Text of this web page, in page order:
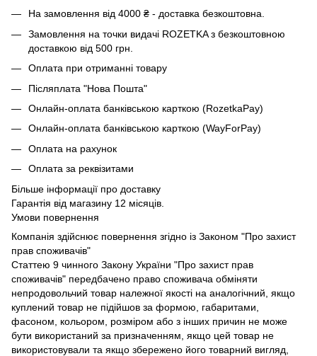
На замовлення від 4000 ₴ - доставка безкоштовна.
Замовлення на точки видачі ROZETKA з безкоштовною
доставкою від 500 грн.
Оплата при отриманні товару
Післяплата "Нова Пошта"
Онлайн-оплата банківською карткою (RozetkaPay)
Онлайн-оплата банківською карткою (WayForPay)
Оплата на рахунок
Оплата за реквізитами
Більше інформації про доставку
Гарантія від магазину 12 місяців.
Умови повернення
Компанія здійснює повернення згідно із Законом "Про захист
прав споживачів"
Статтею 9 чинного Закону України "Про захист прав
споживачів" передбачено право споживача обміняти
непродовольчий товар належної якості на аналогічний, якщо
куплений товар не підійшов за формою, габаритами,
фасоном, кольором, розміром або з інших причин не може
бути використаний за призначенням, якщо цей товар не
використовували та якщо збережено його товарний вигляд,